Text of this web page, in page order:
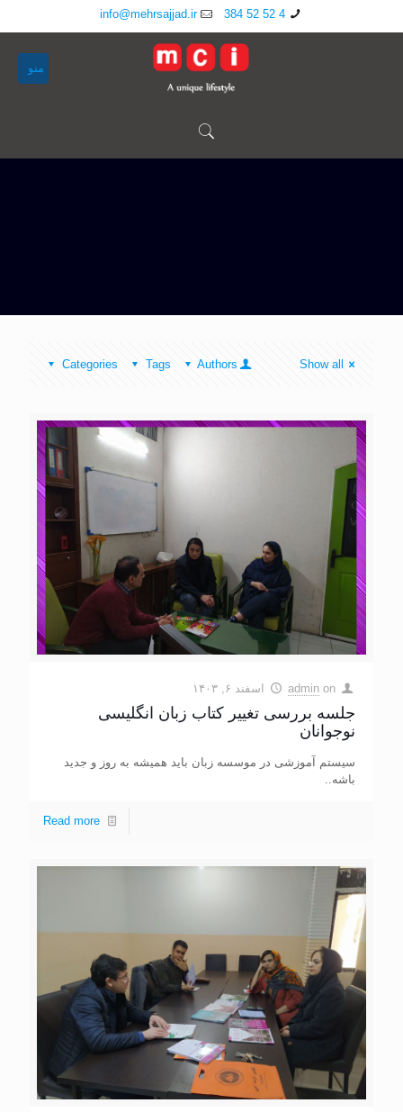
4 52 52 384
info@mehrsajjad.ir
منو
Categories Tags Authors Show all
admin on اسفند ۶, ۱۴۰۳
جلسه بررسی تغییر کتاب زبان انگلیسی
نوجوانان
سیستم آموزشی در موسسه زبان باید همیشه به روز و جدید
باشه..
Read more